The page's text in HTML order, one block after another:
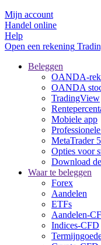
Mijn account
Handel online
Help
Open een rekening
Beleggen
OANDA-
OANDA
TradingView
Mobiele app
MetaTrader 5
Opties voor
Download
Waar te beleggen
Forex
Aandelen
ETFs
Aandelen-
Indices-CFD